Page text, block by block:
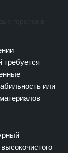
кварцевой
требуется
или